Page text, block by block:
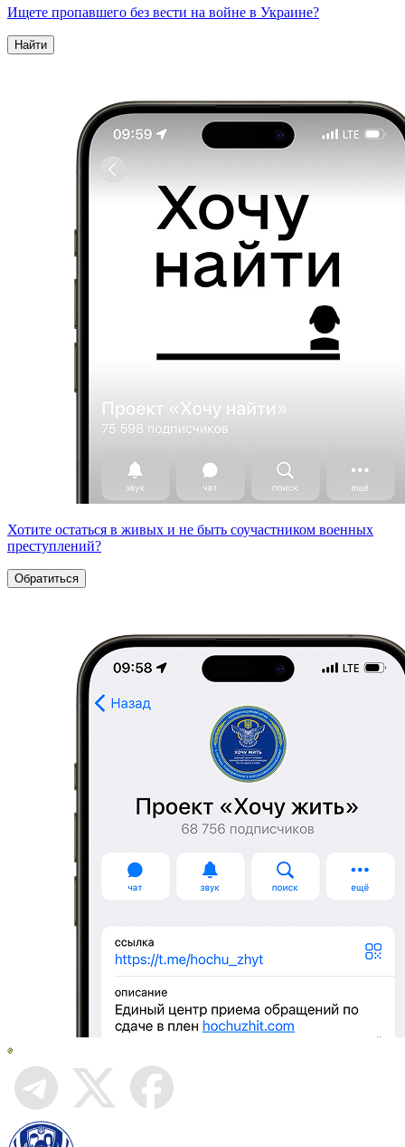
Ищете пропавшего без вести на войне в Украине?
Найти
Хотите остаться в живых и не быть соучастником военных
преступлений?
Обратиться